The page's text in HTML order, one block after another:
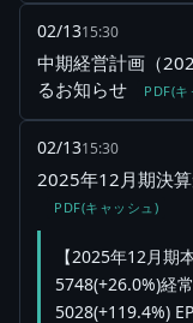
02/1315:30
中期経営計画（
るお知らせ
PDF(
02/1315:30
2025年12月期決
PDF(キャッシュ)
【2025年12月期
5748(+26.0%)経
5028(+119.4%)